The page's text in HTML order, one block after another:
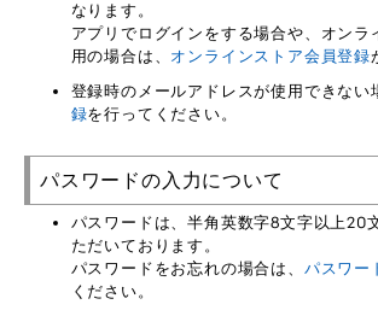
なります。
アプリでログインをする場合や、オンラ
用の場合は、 オンラインストア会員登録
登録時のメールアドレスが使用できない
録を行ってください。
パスワードの入力について
パスワードは、半角英数字8文字以上20
ただいております。
パスワードをお忘れの場合は、 パスワー
ください。